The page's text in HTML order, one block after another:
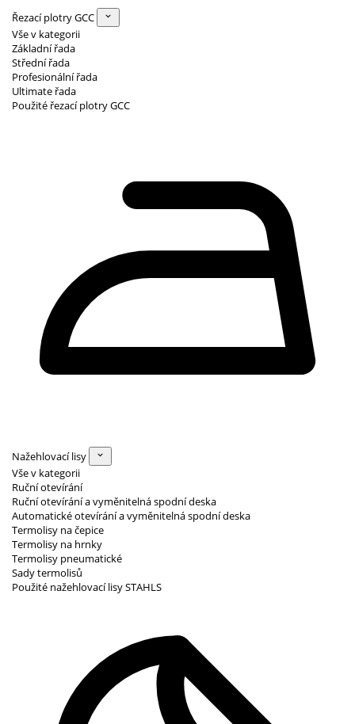
Řezací plotry GCC
Vše v kategorii
Základní řada
Střední řada
Profesionální řada
Ultimate řada
Použité řezací plotry GCC
Nažehlovací lisy
Vše v kategorii
Ruční otevírání
Ruční otevírání a vyměnitelná spodní deska
Automatické otevírání a vyměnitelná spodní deska
Termolisy na čepice
Termolisy na hrnky
Termolisy pneumatické
Sady termolisů
Použité nažehlovací lisy STAHLS